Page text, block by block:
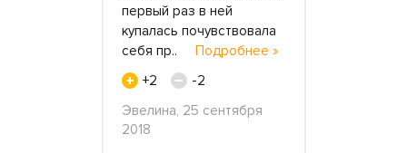
первый раз в ней
купалась почувствовала
себя пр.. Подробнее »
+2
-2
Эвелина, 25 сентября
2018